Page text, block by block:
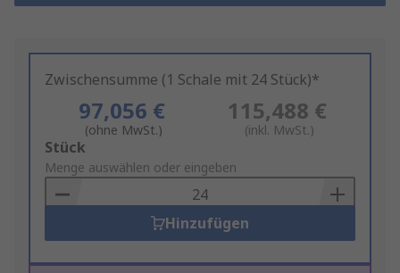
Zwischensumme (1 Schale mit 24 Stück)*
97,056 €
(ohne MwSt.)
115,488 €
(inkl. MwSt.)
Add
to
Basket
Stück
Menge auswählen oder eingeben
Hinzufügen